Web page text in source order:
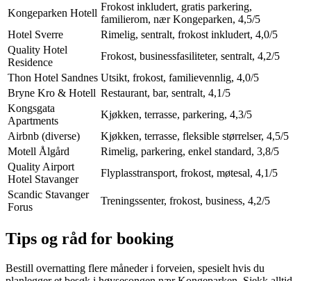
Kongeparken Hotell
Frokost inkludert, gratis parkering,
familierom, nær Kongeparken, 4,5/5
Hotel Sverre
Rimelig, sentralt, frokost inkludert, 4,0/5
Quality Hotel
Residence
Frokost, businessfasiliteter, sentralt, 4,2/5
Thon Hotel Sandnes Utsikt, frokost, familievennlig, 4,0/5
Bryne Kro & Hotell Restaurant, bar, sentralt, 4,1/5
Kongsgata
Apartments
Kjøkken, terrasse, parkering, 4,3/5
Airbnb (diverse)
Kjøkken, terrasse, fleksible størrelser, 4,5/5
Motell Ålgård
Rimelig, parkering, enkel standard, 3,8/5
Quality Airport
Hotel Stavanger
Flyplasstransport, frokost, møtesal, 4,1/5
Scandic Stavanger
Forus
Treningssenter, frokost, business, 4,2/5
Tips og råd for booking
Bestill overnatting flere måneder i forveien, spesielt hvis du